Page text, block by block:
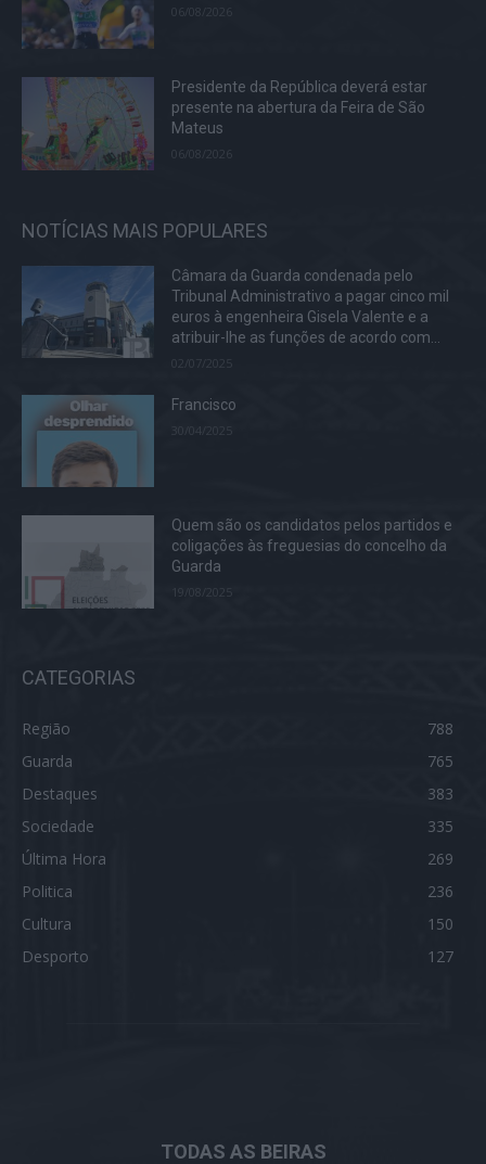
06/08/2026
Presidente da República deverá estar
presente na abertura da Feira de São
Mateus
06/08/2026
NOTÍCIAS MAIS POPULARES
Câmara da Guarda condenada pelo
Tribunal Administrativo a pagar cinco mil
euros à engenheira Gisela Valente e a
atribuir-lhe as funções de acordo com...
02/07/2025
Francisco
30/04/2025
Quem são os candidatos pelos partidos e
coligações às freguesias do concelho da
Guarda
19/08/2025
CATEGORIAS
Região
788
Guarda
765
Destaques
383
Sociedade
335
Última Hora
269
Politica
236
Cultura
150
Desporto
127
TODAS AS BEIRAS